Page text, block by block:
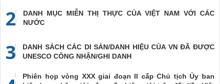
2
DANH MỤC MIỄN THỊ THỰC CỦA VIỆT NAM VỚI CÁC
NƯỚC
3
DANH SÁCH CÁC DI SẢN/DANH HIỆU CỦA VN ĐÃ ĐƯỢC
UNESCO CÔNG NHẬN/GHI DANH
Phiên họp vòng XXX giai đoạn II cấp Chủ tịch Ủy ban